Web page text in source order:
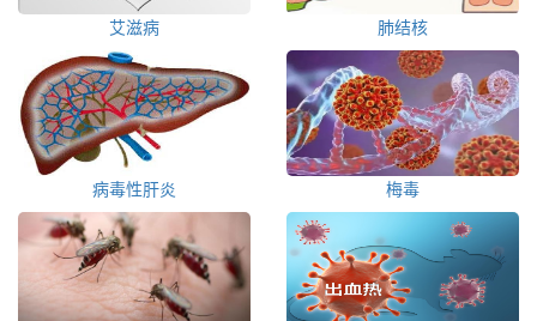
艾滋病 肺结核
病毒性肝炎 梅毒